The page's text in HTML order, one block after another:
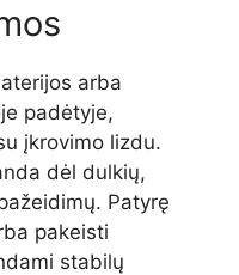
arba
padėtyje,
įkrovimo lizdu.
dėl dulkių,
Patyrę
pakeisti
stabilų